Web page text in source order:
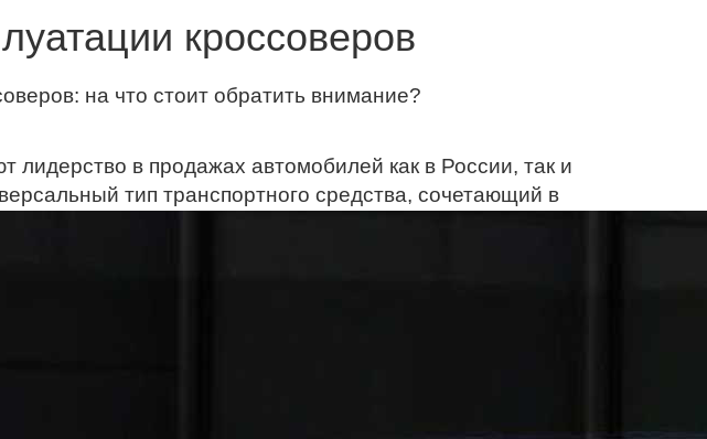
кроссоверов
на что стоит обратить внимание?
лидерство в продажах автомобилей как в России, так и
тип транспортного средства, сочетающий в